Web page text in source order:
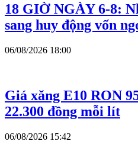
18 GIỜ NGÀY 6-8:
sang huy động vốn
06/08/2026 18:00
Giá xăng E10 RON
22.300 đồng mỗi lít
06/08/2026 15:42